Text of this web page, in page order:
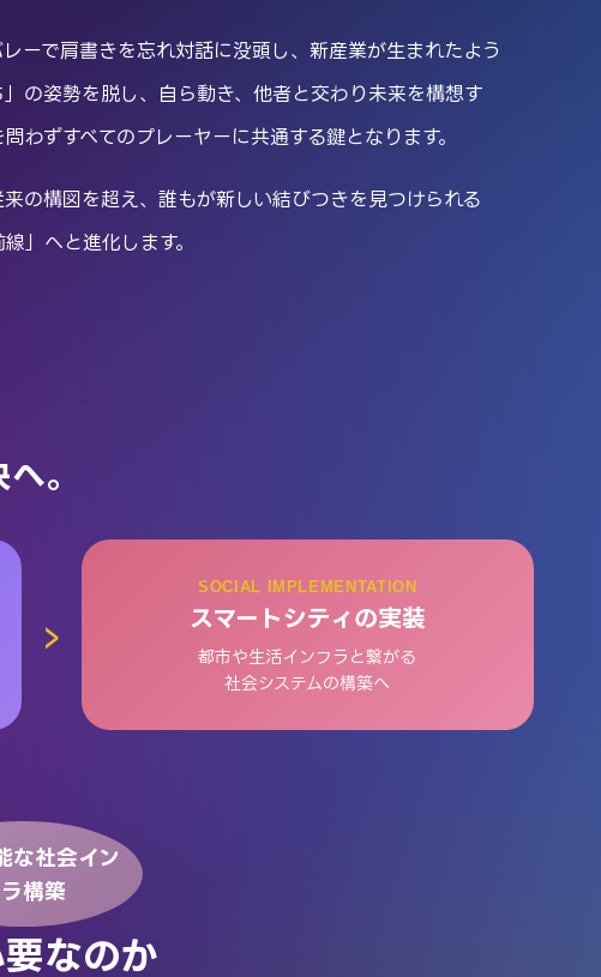
ーで肩書きを忘れ対話に没頭し、新産業が生まれたよう
」の姿勢を脱し、自ら動き、他者と交わり未来を構想す
わずすべてのプレーヤーに共通する鍵となります。
来の構図を超え、誰もが新しい結びつきを見つけられる
」へと進化します。
。
SOCIAL IMPLEMENTATION
スマートシティの実装
都市や生活インフラと繋がる
社会システムの構築へ
な社会イン
構築
なのか